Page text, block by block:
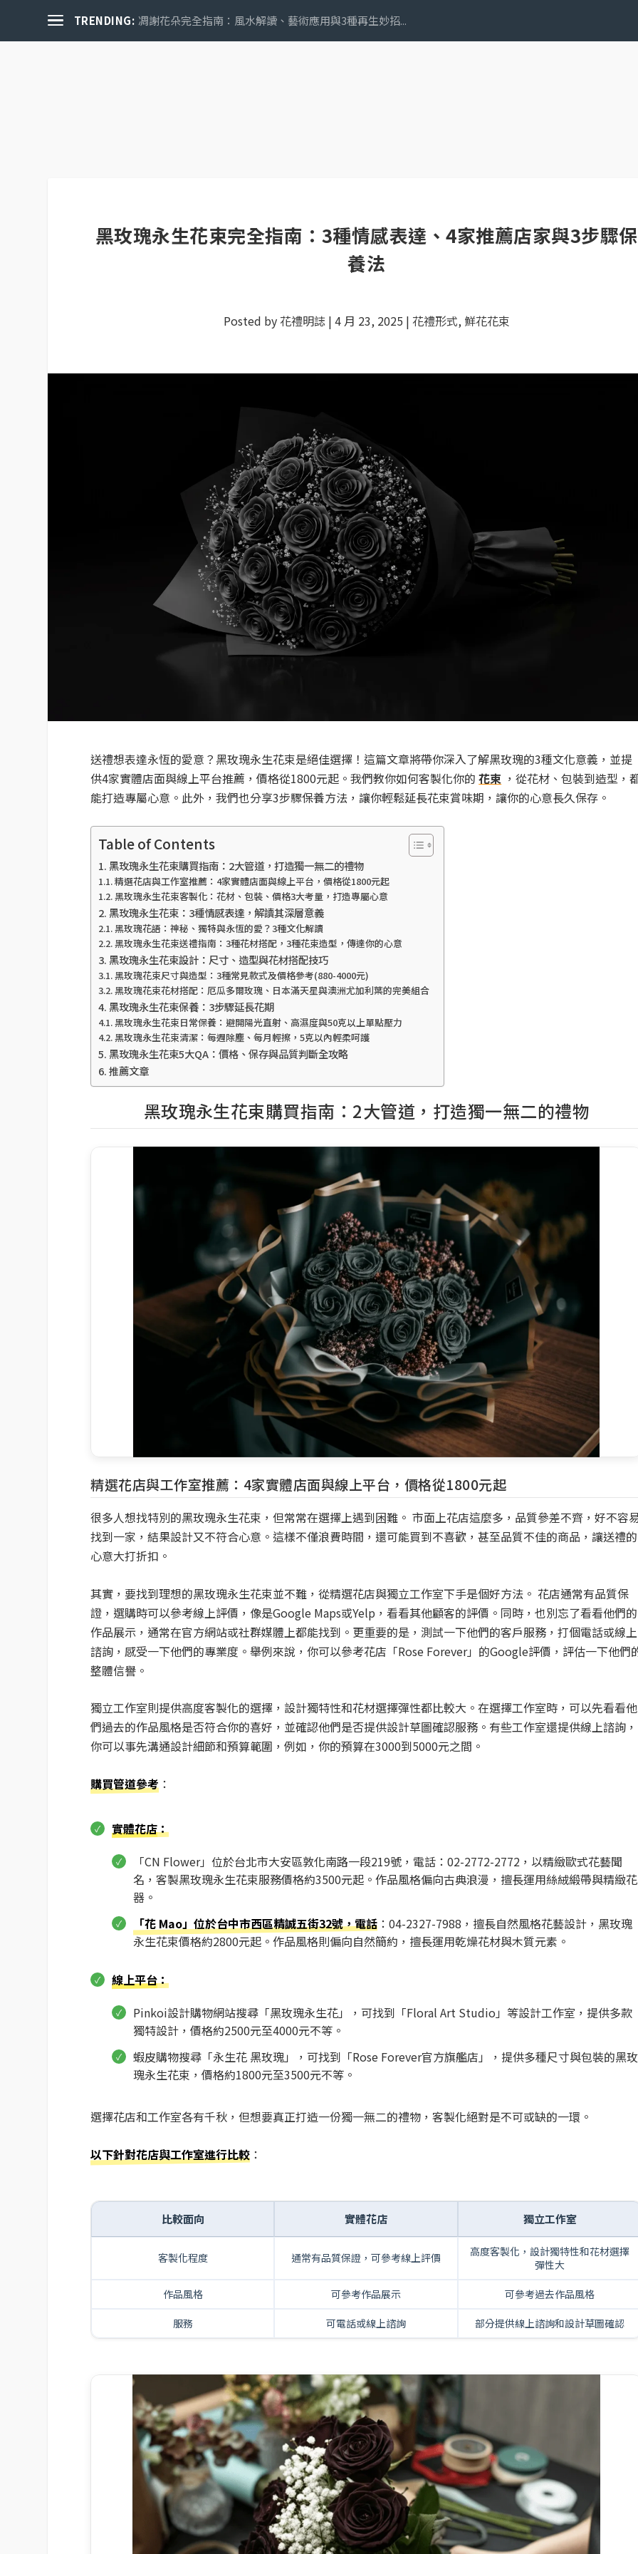
TRENDING: 凋謝花朵完全指南：風水解讀、藝術應用與3種再生妙招...
黑玫瑰永生花束完全指南：3種情感表達、4家推薦店家與3步驟保
養法
Posted by 花禮明誌| 4 月 23, 2025 | 花禮形式, 鮮花花束
送禮想表達永恆的愛意？黑玫瑰永生花束是絕佳選擇！這篇文章將帶你深入了解黑玫瑰的3種文化意義，並提
供4家實體店面與線上平台推薦，價格從1800元起。我們教你如何客製化你的 花束 ，從花材、包裝到造型，
能打造專屬心意。此外，我們也分享3步驟保養方法，讓你輕鬆延長花束賞味期，讓你的心意長久保存。
Table of Contents
黑玫瑰永生花束購買指南：2大管道，打造獨一無二的禮物
精選花店與工作室推薦：4家實體店面與線上平台，價格從1800元起
黑玫瑰永生花束客製化：花材、包裝、價格3大考量，打造專屬心意
黑玫瑰永生花束：3種情感表達，解讀其深層意義
黑玫瑰花語：神秘、獨特與永恆的愛？3種文化解讀
黑玫瑰永生花束送禮指南：3種花材搭配，3種花束造型，傳達你的心意
黑玫瑰永生花束設計：尺寸、造型與花材搭配技巧
黑玫瑰花束尺寸與造型：3種常見款式及價格參考(880-4000元)
黑玫瑰花束花材搭配：厄瓜多爾玫瑰、日本滿天星與澳洲尤加利葉的完美組合
黑玫瑰永生花束保養：3步驟延長花期
黑玫瑰永生花束日常保養：避開陽光直射、高濕度與50克以上單點壓力
黑玫瑰永生花束清潔：每週除塵、每月輕擦，5克以內輕柔呵護
黑玫瑰永生花束5大QA：價格、保存與品質判斷全攻略
推薦文章
黑玫瑰永生花束購買指南：2大管道，打造獨一無二的禮物
精選花店與工作室推薦：4家實體店面與線上平台，價格從1800元起
很多人想找特別的黑玫瑰永生花束，但常常在選擇上遇到困難。 市面上花店這麼多，品質參差不齊，好不容
找到一家，結果設計又不符合心意。這樣不僅浪費時間，還可能買到不喜歡，甚至品質不佳的商品，讓送禮的
心意大打折扣。
其實，要找到理想的黑玫瑰永生花束並不難，從精選花店與獨立工作室下手是個好方法。 花店通常有品質保
證，選購時可以參考線上評價，像是Google Maps或Yelp，看看其他顧客的評價。同時，也別忘了看看他們的
作品展示，通常在官方網站或社群媒體上都能找到。更重要的是，測試一下他們的客戶服務，打個電話或線上
諮詢，感受一下他們的專業度。舉例來說，你可以參考花店「Rose Forever」的Google評價，評估一下他們
整體信譽。
獨立工作室則提供高度客製化的選擇，設計獨特性和花材選擇彈性都比較大。在選擇工作室時，可以先看看他
們過去的作品風格是否符合你的喜好，並確認他們是否提供設計草圖確認服務。有些工作室還提供線上諮詢，
你可以事先溝通設計細節和預算範圍，例如，你的預算在3000到5000元之間。
購買管道參考 ：
實體花店：
「CN Flower」位於台北市大安區敦化南路一段219號，電話：02-2772-2772，以精緻歐式花藝聞
名，客製黑玫瑰永生花束服務價格約3500元起。作品風格偏向古典浪漫，擅長運用絲絨緞帶與精緻花
器。
「花 Mao」位於台中市西區精誠五街32號，電話 ：04-2327-7988，擅長自然風格花藝設計，黑玫瑰
永生花束價格約2800元起。作品風格則偏向自然簡約，擅長運用乾燥花材與木質元素。
線上平台：
Pinkoi設計購物網站搜尋「黑玫瑰永生花」，可找到「Floral Art Studio」等設計工作室，提供多款
獨特設計，價格約2500元至4000元不等。
蝦皮購物搜尋「永生花 黑玫瑰」，可找到「Rose Forever官方旗艦店」，提供多種尺寸與包裝的黑玫
瑰永生花束，價格約1800元至3500元不等。
選擇花店和工作室各有千秋，但想要真正打造一份獨一無二的禮物，客製化絕對是不可或缺的一環。
以下針對花店與工作室進行比較 ：
比較面向 實體花店 獨立工作室
客製化程度 通常有品質保證，可參考線上評價
高度客製化，設計獨特性和花材選擇
彈性大
作品風格 可參考作品展示 可參考過去作品風格
服務 可電話或線上諮詢 部分提供線上諮詢和設計草圖確認